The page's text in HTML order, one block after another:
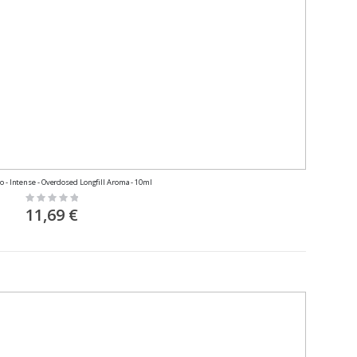
- Intense - Overdosed Longfill Aroma - 10ml
Rating:
0%
11,69 €